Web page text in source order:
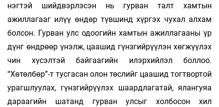
нэгтэй шийдвэрлэсэн нь гурван талт хамтын
ажиллагааг илүү өндөр түвшинд хүргэх чухал алхам
болсон. Гурван улс одоогийн хамтын ажиллагааны үр
дүнг өндрөөр үнэлж, цаашид гүнзгийрүүлэн хөгжүүлэх
чин хүсэлтэй байгаагийн илэрхийлэл боллоо.
“Хөтөлбөр”-т тусгасан олон төслийг цаашид тогтвортой
урагшлуулах, гүнзгийрүүлэх шаардлагатай, ялангуяа
дараагийн шатанд гурван улсыг холбосон хил